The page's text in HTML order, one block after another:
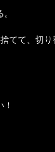
てて、切